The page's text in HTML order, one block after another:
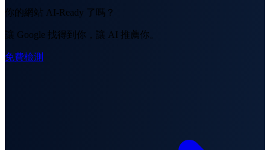
你的網站 AI-Ready 了嗎？
讓 Google 找得到你，讓 AI 推薦你。
免費檢測